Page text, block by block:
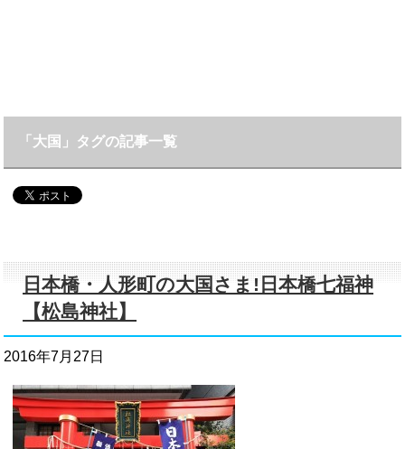
「大国」タグの記事一覧
日本橋・人形町の大国さま!日本橋七福神
【松島神社】
2016年7月27日